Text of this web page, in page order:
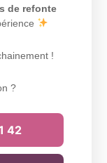
de refonte
!
?
42